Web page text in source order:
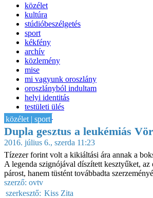
közélet
kultúra
stúdióbeszélgetés
sport
kékfény
archív
közlemény
mise
mi vagyunk oroszlány
oroszlányból indultam
helyi identitás
testületi ülés
IT-HON
közélet | sport
Dupla gesztus a leukémiás
2016. július 6., szerda 11:23
Tízezer forint volt a kikiáltási ára annak a
A legenda szignójával díszített kesztyűket,
párost, hanem tüstént továbbadta
szerző: ovtv
szerkesztő: Kiss Zita